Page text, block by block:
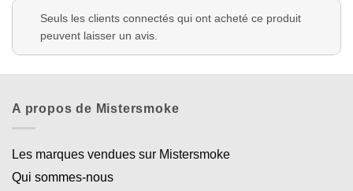
Seuls les clients connectés qui ont acheté ce produit
peuvent laisser un avis.
A propos de Mistersmoke
Les marques vendues sur Mistersmoke
Qui sommes-nous